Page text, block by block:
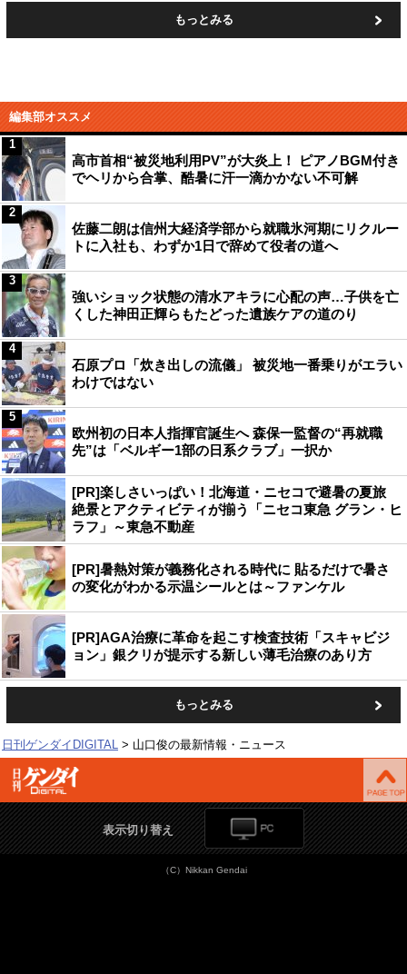
もっとみる
編集部オススメ
高市首相“被災地利用PV”が大炎上！ ピアノBGM付き
でヘリから合掌、酷暑に汗一滴かかない不可解
1
佐藤二朗は信州大経済学部から就職氷河期にリクルー
トに入社も、わずか1日で辞めて役者の道へ
2
強いショック状態の清水アキラに心配の声…子供を亡
くした神田正輝らもたどった遺族ケアの道のり
3
石原プロ「炊き出しの流儀」 被災地一番乗りがエラい
わけではない
4
欧州初の日本人指揮官誕生へ 森保一監督の“再就職
先”は「ベルギー1部の日系クラブ」一択か
5
[PR]楽しさいっぱい！北海道・ニセコで避暑の夏旅
絶景とアクティビティが揃う「ニセコ東急 グラン・ヒ
ラフ」～東急不動産
[PR]暑熱対策が義務化される時代に 貼るだけで暑さ
の変化がわかる示温シールとは～ファンケル
[PR]AGA治療に革命を起こす検査技術「スキャビジ
ョン」銀クリが提示する新しい薄毛治療のあり方
もっとみる
日刊ゲンダイDIGITAL 山口俊の最新情報・ニュース
表示切り替え
（C）Nikkan Gendai